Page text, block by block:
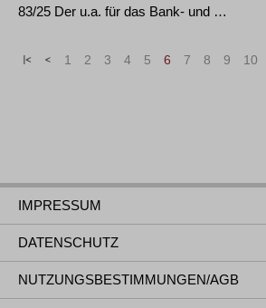
83/25 Der u.a. für das Bank- und …
« < 1 2 3 4 5 6 7 8 9 10
IMPRESSUM
DATENSCHUTZ
NUTZUNGSBESTIMMUNGEN/AGB